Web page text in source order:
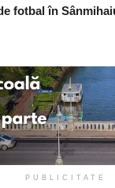
fotbal în
PUBLICITATE